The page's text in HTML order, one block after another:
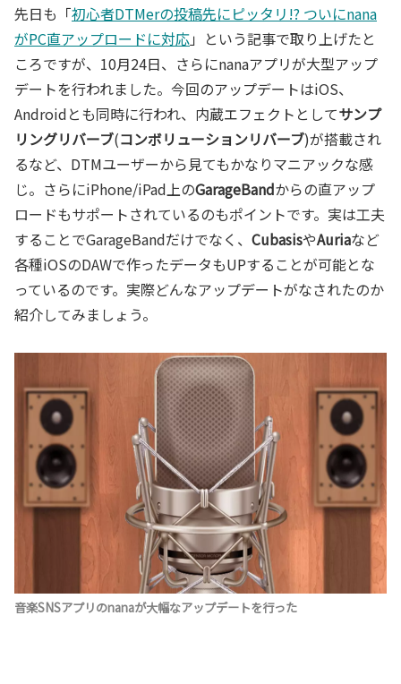
先日も「初心者DTMerの投稿先にピッタリ!? ついにnana
がPC直アップロードに対応」という記事で取り上げたと
ころですが、10月24日、さらにnanaアプリが大型アップ
デートを行われました。今回のアップデートはiOS、
Androidとも同時に行われ、内蔵エフェクトとしてサンプ
リングリバーブ(コンボリューションリバーブ)が搭載され
るなど、DTMユーザーから見てもかなりマニアックな感
じ。さらにiPhone/iPad上のGarageBandからの直アップ
ロードもサポートされているのもポイントです。実は工夫
することでGarageBandだけでなく、 CubasisやAuriaなど
各種iOSのDAWで作ったデータもUPすることが可能とな
っているのです。実際どんなアップデートがなされたのか
紹介してみましょう。
音楽SNSアプリのnanaが大幅なアップデートを行った